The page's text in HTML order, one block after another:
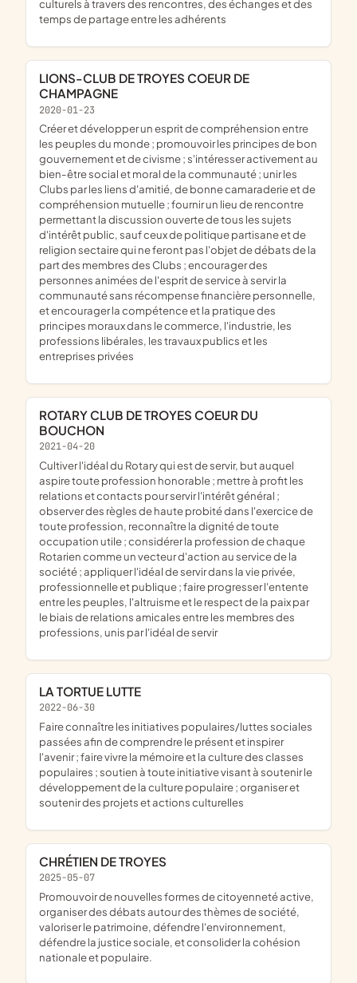
culturels à travers des rencontres, des échanges et des
temps de partage entre les adhérents
LIONS-CLUB DE TROYES COEUR DE
CHAMPAGNE
2020-01-23
créer et développer un esprit de compréhension entre
les peuples du monde ; promouvoir les principes de bon
gouvernement et de civisme ; s'intéresser activement au
bien-être social et moral de la communauté ; unir les
Clubs par les liens d'amitié, de bonne camaraderie et de
compréhension mutuelle ; fournir un lieu de rencontre
permettant la discussion ouverte de tous les sujets
d'intérêt public, sauf ceux de politique partisane et de
religion sectaire qui ne feront pas l'objet de débats de la
part des membres des Clubs ; encourager des
personnes animées de l'esprit de service à servir la
communauté sans récompense financière personnelle,
et encourager la compétence et la pratique des
principes moraux dans le commerce, l'industrie, les
professions libérales, les travaux publics et les
entreprises privées
ROTARY CLUB DE TROYES COEUR DU
BOUCHON
2021-04-20
cultiver l'idéal du Rotary qui est de servir, but auquel
aspire toute profession honorable ; mettre à profit les
relations et contacts pour servir l'intérêt général ;
observer des règles de haute probité dans l'exercice de
toute profession, reconnaître la dignité de toute
occupation utile ; considérer la profession de chaque
Rotarien comme un vecteur d'action au service de la
société ; appliquer l'idéal de servir dans la vie privée,
professionnelle et publique ; faire progresser l'entente
entre les peuples, l'altruisme et le respect de la paix par
le biais de relations amicales entre les membres des
professions, unis par l'idéal de servir
LA TORTUE LUTTE
2022-06-30
faire connaître les initiatives populaires/luttes sociales
passées afin de comprendre le présent et inspirer
l'avenir ; faire vivre la mémoire et la culture des classes
populaires ; soutien à toute initiative visant à soutenir le
développement de la culture populaire ; organiser et
soutenir des projets et actions culturelles
CHRÉTIEN DE TROYES
2025-05-07
Promouvoir de nouvelles formes de citoyenneté active,
organiser des débats autour des thèmes de société,
valoriser le patrimoine, défendre l'environnement,
défendre la justice sociale, et consolider la cohésion
nationale et populaire.